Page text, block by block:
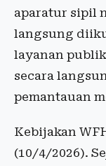
aparatur sipil
langsung
layanan
secara
pemantauan
Kebijakan
(10/4/2026).